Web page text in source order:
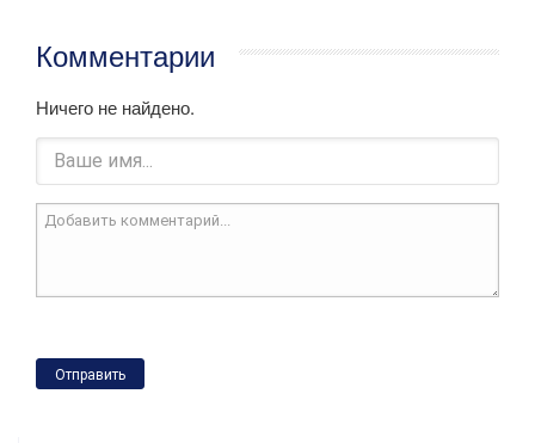
Комментарии
Ничего не найдено.
Отправить